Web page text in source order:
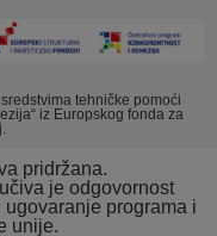
tehničke pomoći
iz Europskog fonda za
pridržana.
je odgovornost
programa i
unije.